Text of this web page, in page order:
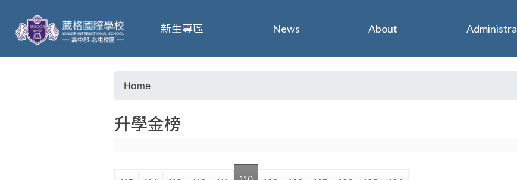
葳
格
o
Home
升學金榜
新生專區 News About